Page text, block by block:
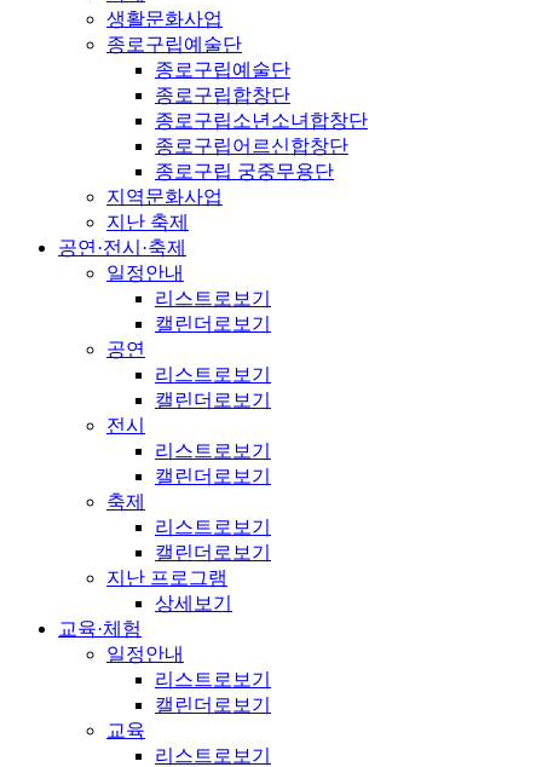
생활문화사업
종로구립예술단
종로구립예술단
종로구립합창단
종로구립소년소녀합창단
종로구립어르신합창단
종로구립 궁중무용단
지역문화사업
지난 축제
공연·전시·축제
일정안내
리스트로보기
캘린더로보기
공연
리스트로보기
캘린더로보기
전시
리스트로보기
캘린더로보기
축제
리스트로보기
캘린더로보기
지난 프로그램
상세보기
교육·체험
일정안내
리스트로보기
캘린더로보기
교육
리스트로보기